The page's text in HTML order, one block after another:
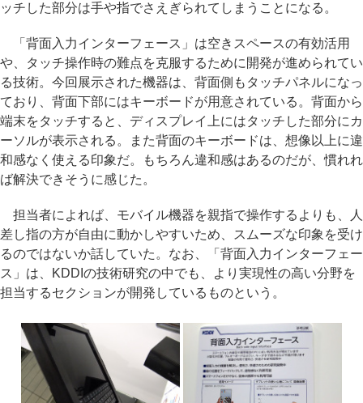
ッチした部分は手や指でさえぎられてしまうことになる。
「背面入力インターフェース」は空きスペースの有効活用
や、タッチ操作時の難点を克服するために開発が進められてい
る技術。今回展示された機器は、背面側もタッチパネルになっ
ており、背面下部にはキーボードが用意されている。背面から
端末をタッチすると、ディスプレイ上にはタッチした部分にカ
ーソルが表示される。また背面のキーボードは、想像以上に違
和感なく使える印象だ。もちろん違和感はあるのだが、慣れれ
ば解決できそうに感じた。
担当者によれば、モバイル機器を親指で操作するよりも、人
差し指の方が自由に動かしやすいため、スムーズな印象を受け
るのではないか話していた。なお、「背面入力インターフェー
ス」は、KDDIの技術研究の中でも、より実現性の高い分野を
担当するセクションが開発しているものという。